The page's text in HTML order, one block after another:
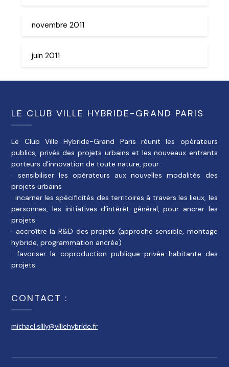
novembre 2011
juin 2011
LE CLUB VILLE HYBRIDE-GRAND PARIS
Le Club Ville Hybride-Grand Paris réunit les opérateurs
publics, privés des projets urbains et les nouveaux entrants
porteurs d’innovation de toute nature, pour :
· sensibiliser les opérateurs aux nouvelles modalités des
projets urbains
· incarner les spécificités des territoires à travers les lieux, les
personnes, les initiatives d’intérêt général, pour ancrer les
projets
· accroître la R&D des projets (approche sensible, montage
hybride, programmation ancrée)
· favoriser la coproduction publique-privée-habitante des
projets.
CONTACT :
michael.silly@villehybride.fr